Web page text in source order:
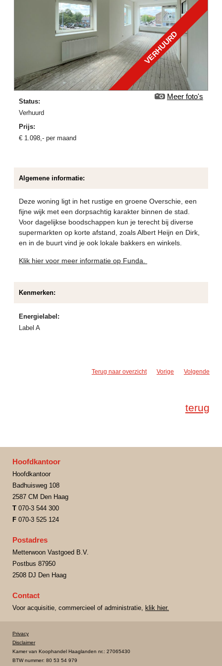
VERHUURD
Meer foto's
Status:
verhuurd
Prijs:
€ 1.098,- per maand
Algemene informatie:
Deze woning ligt in het rustige en groene Overschie, een
fijne wijk met een dorpsachtig karakter binnen de stad.
Voor dagelijkse boodschappen kun je terecht bij diverse
supermarkten op korte afstand, zoals Albert Heijn en Dirk,
en in de buurt vind je ook lokale bakkers en winkels.
Klik hier voor meer informatie op Funda.
Kenmerken:
Energielabel:
Label A
Terug naar overzicht Vorige Volgende
terug
Hoofdkantoor
Hoofdkantoor
Badhuisweg 108
2587 CM Den Haag
T 070-3 544 300
F 070-3 525 124
Postadres
Metterwoon Vastgoed B.V.
Postbus 87950
2508 DJ Den Haag
Contact
Voor acquisitie, commercieel of administratie, klik hier.
Privacy
Disclaimer
Kamer van Koophandel Haaglanden nr.: 27065430
BTW nummer: 80 53 54 979